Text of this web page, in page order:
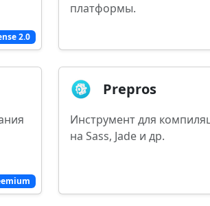
2.0
платформы.
Prepros
Инструмент для
на Sass, Jade и др.